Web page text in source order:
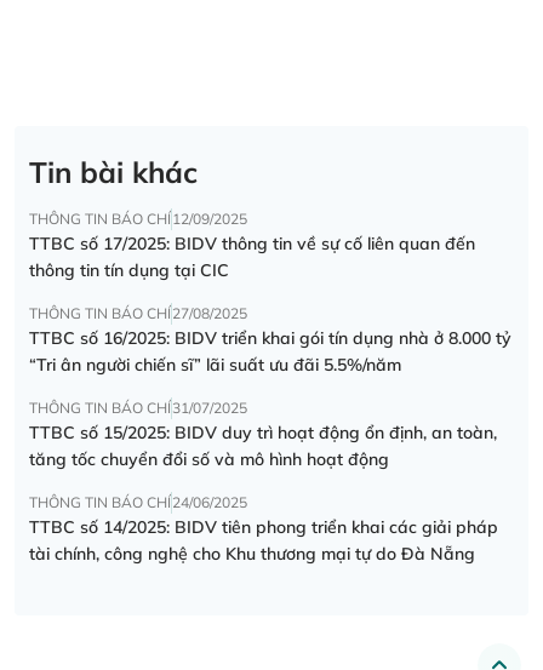
Tin bài khác
THÔNG TIN BÁO CHÍ12/09/2025
TTBC số 17/2025: BIDV thông tin về sự cố liên quan đến
thông tin tín dụng tại CIC
THÔNG TIN BÁO CHÍ27/08/2025
TTBC số 16/2025: BIDV triển khai gói tín dụng nhà ở 8.000 tỷ
“Tri ân người chiến sĩ” lãi suất ưu đãi 5.5%/năm
THÔNG TIN BÁO CHÍ31/07/2025
TTBC số 15/2025: BIDV duy trì hoạt động ổn định, an toàn,
tăng tốc chuyển đổi số và mô hình hoạt động
THÔNG TIN BÁO CHÍ24/06/2025
TTBC số 14/2025: BIDV tiên phong triển khai các giải pháp
tài chính, công nghệ cho Khu thương mại tự do Đà Nẵng